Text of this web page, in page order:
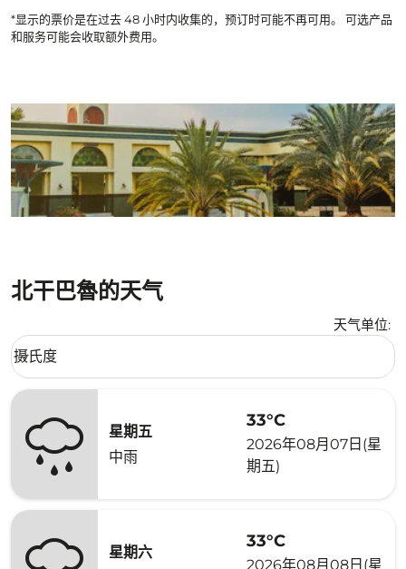
*显示的票价是在过去 48 小时内收集的，预订时可能不再可用。 可选产品
和服务可能会收取额外费用。
北干巴魯的天气
天气单位:
Weather unit option 摄氏度 Selected
摄氏度
keyboard_arrow_down
星期五
中雨
33°C
2026年08月07日(星
期五)
星期六
33°C
2026年08月08日(星